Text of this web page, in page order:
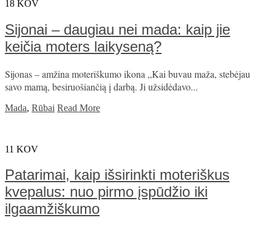
18 KOV
Sijonai – daugiau nei mada: kaip jie
keičia moters laikyseną?
Sijonas – amžina moteriškumo ikona „Kai buvau maža, stebėjau
savo mamą, besiruošiančią į darbą. Ji užsidėdavo...
Mada, Rūbai Read More
11 KOV
Patarimai, kaip išsirinkti moteriškus
kvepalus: nuo pirmo įspūdžio iki
ilgaamžiškumo